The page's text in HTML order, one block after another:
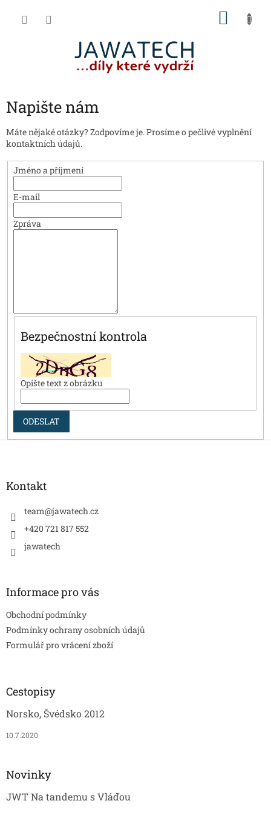
Napište nám
Máte nějaké otázky? Zodpovíme je. Prosíme o pečlivé vyplnění
kontaktních údajů.
Jméno a příjmení
E-mail
Zpráva
Bezpečnostní kontrola
Opište text z obrázku
ODESLAT
Z
Kontakt
team@jawatech.cz
+420 721 817 552
jawatech
Informace pro vás
Obchodní podmínky
Podmínky ochrany osobních údajů
Formulář pro vrácení zboží
Cestopisy
Norsko, Švédsko 2012
10.7.2020
Novinky
JWT Na tandemu s Vláďou